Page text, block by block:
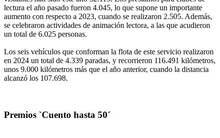
lectura el año pasado fueron 4.045, lo que supone un importante
aumento con respecto a 2023, cuando se realizaron 2.505. Además,
se celebraron actividades de animación lectora, a las que acudieron
un total de 6.025 personas.
Los seis vehículos que conforman la flota de este servicio realizaron
en 2024 un total de 4.339 paradas, y recorrieron 116.491 kilómetros,
unos 9.000 kilómetros más que el año anterior, cuando la distancia
alcanzó los 107.698.
Premios `Cuento hasta 50´